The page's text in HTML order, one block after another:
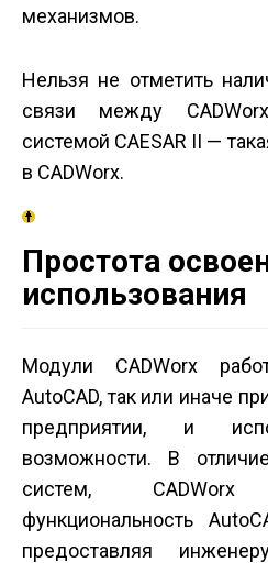
механизмов.
Нельзя не отметить
связи между
системой CAESAR II —
в CADWorx.
Простота
использования
Модули CADWorx
AutoCAD, так или иначе
предприятии, и
возможности. В
систем,
функциональность
предоставляя